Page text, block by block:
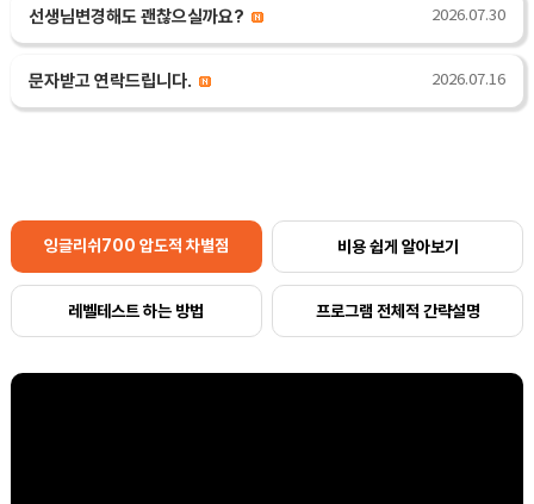
선생님변경해도 괜찮으실까요? 2026.07.30
문자받고 연락드립니다. 2026.07.16
잉글리쉬700 압도적 차별점 비용 쉽게 알아보기
레벨테스트 하는 방법 프로그램 전체적 간략설명